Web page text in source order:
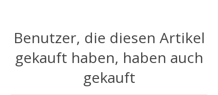
Benutzer, die diesen Artikel
gekauft haben, haben auch
gekauft